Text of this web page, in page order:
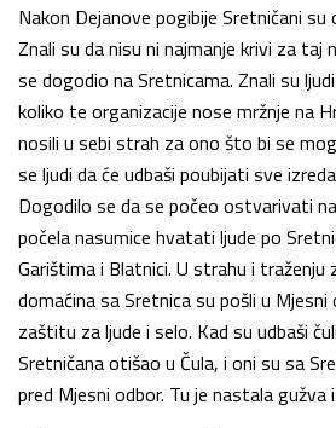
Nakon Dejanove pogibije Sretničani
Znali su da nisu ni najmanje krivi za taj
se dogodio na Sretnicama. Znali su
ko­liko te organizacije nose mržnje na
nosili u sebi strah za ono što bi se
se ljudi da će udbaši poubijati sve
Dogodilo se da se počeo ostvarivati
počela nasumice hvatati ljude po
Garištima i Blatnici. U strahu i tra­ženju
domaćina sa Sretnica su pošli u Mjesni
zaštitu za ljude i selo. Kad su udbaši
Sretničana otišao u Čula, i oni su sa
pred Mjesni odbor. Tu je nastala gužva